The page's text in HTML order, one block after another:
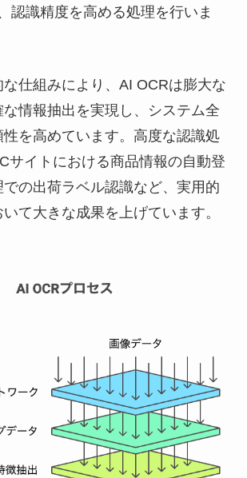
認識精度を高める処理を行いま
仕組みにより、AI OCRは膨大な
情報抽出を実現し、システム全
を高めています。高度な認識処
サイトにおける商品情報の自動登
の出荷ラベル認識など、実用的
て大きな成果を上げています。